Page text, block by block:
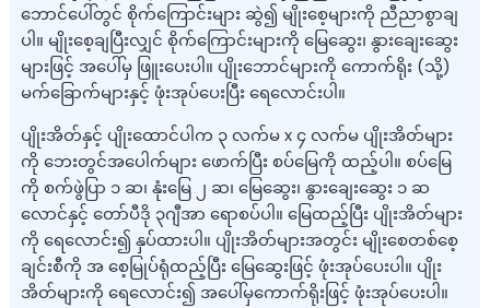
ဘောင်ပေါ်တွင် စိုက်ကြောင်းများ ဆွဲ၍ မျိုးစေ့များကို ညီညာစွာချ
ပါ။ မျိုးစေ့ချပြီးလျှင် စိုက်ကြောင်းများကို မြေဆွေး၊ နွားချေးဆွေး
များဖြင့် အပေါ်မှ ဖြူးပေးပါ။ ပျိုးဘောင်များကို ကောက်ရိုး (သို့)
မက်ခြောက်များနှင့် ဖုံးအုပ်ပေးပြီး ရေလောင်းပါ။
ပျိုးအိတ်နှင့် ပျိုးထောင်ပါက ၃ လက်မ x ၄ လက်မ ပျိုးအိတ်များ
ကို ဘေးတွင်အပေါက်များ ဖောက်ပြီး စပ်မြေကို ထည့်ပါ။ စပ်မြေ
ကို စက်ဖွဲပြာ ၁ ဆ၊ နုံးမြေ ၂ ဆ၊ မြေဆွေး၊ နွားချေးဆွေး ၁ ဆ
လောင်နှင့် တော်ပီဒို ၃ဂျီအာ ရောစပ်ပါ။ မြေထည့်ပြီး ပျိုးအိတ်များ
ကို ရေလောင်း၍ နှပ်ထားပါ။ ပျိုးအိတ်များအတွင်း မျိုးစေတစ်စေ့
ချင်းစီကို အ စေ့မြုပ်ရုံထည့်ပြီး မြေဆွေးဖြင့် ဖုံးအုပ်ပေးပါ။ ပျိုး
အိတ်များကို ရေလောင်း၍ အပေါ်မှကောက်ရိုးဖြင့် ဖုံးအုပ်ပေးပါ။